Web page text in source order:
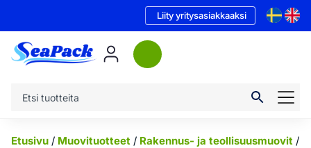
Liity yritysasiakkaaksi
Etusivu / Muovituotteet / Rakennus- ja teollisuusmuovit /